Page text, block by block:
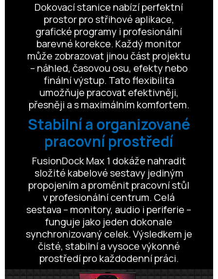
Dokovací stanice nabízí perfektní
prostor pro střihové aplikace,
grafické programy i profesionální
barevné korekce. Každý monitor
může zobrazovat jinou část projektu
– náhled, časovou osu, efekty nebo
finální výstup. Tato flexibilita
umožňuje pracovat efektivněji,
přesněji a s maximálním komfortem.
Stabilní a organizované
pracovní prostředí
FusionDock Max 1 dokáže nahradit
složité kabelové sestavy jediným
propojením a proměnit pracovní stůl
v profesionální centrum. Celá
sestava – monitory, audio i periferie –
funguje jako jeden dokonale
synchronizovaný celek. Výsledkem je
čisté, stabilní a vysoce výkonné
prostředí pro každodenní práci.